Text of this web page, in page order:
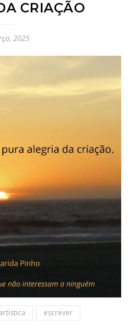
CRIAÇÃO
2025
escrever